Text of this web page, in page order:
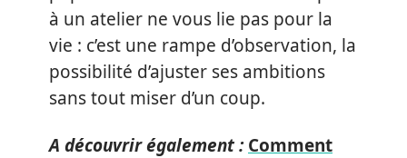
à un atelier ne vous lie pas pour la
vie : c’est une rampe d’observation, la
possibilité d’ajuster ses ambitions
sans tout miser d’un coup.
A découvrir également : Comment